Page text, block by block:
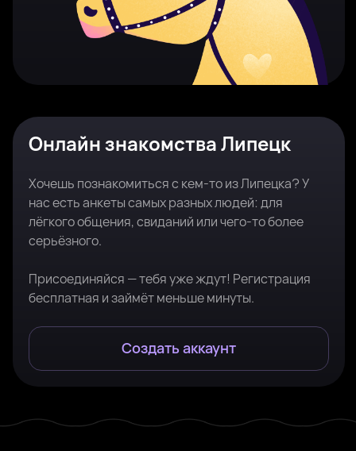
Онлайн знакомства Липецк
Хочешь познакомиться с кем-то из Липецка? У
нас есть анкеты самых разных людей: для
лёгкого общения, свиданий или чего-то более
серьёзного.
Присоединяйся — тебя уже ждут! Регистрация
бесплатная и займёт меньше минуты.
Создать аккаунт